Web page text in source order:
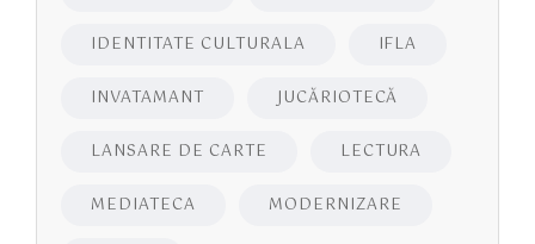
IDENTITATE CULTURALA IFLA
INVATAMANT JUCĂRIOTECĂ
LANSARE DE CARTE LECTURA
MEDIATECA MODERNIZARE